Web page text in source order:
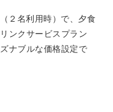
２名利用時）で、夕食
ンクサービスプラン
ナブルな価格設定で